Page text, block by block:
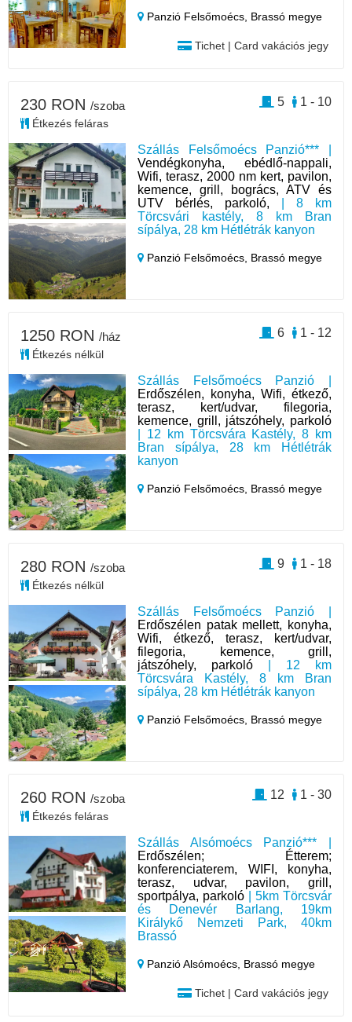
Panzió Felsőmoécs, Brassó megye
Tichet | Card vakációs jegy
Szállás Felsőmoécs Panzió*** |
Vendégkonyha, ebédlő-nappali,
Wifi, terasz, 2000 nm kert, pavilon,
kemence, grill, bogrács, ATV és
UTV bérlés, parkoló, | 8 km
Törcsvári kastély, 8 km Bran
sípálya, 28 km Hétlétrák kanyon
Panzió Felsőmoécs, Brassó megye
230 RON /szoba
Étkezés feláras
1 - 10
5
Szállás Felsőmoécs Panzió |
Erdőszélen, konyha, Wifi, étkező,
terasz, kert/udvar, filegoria,
kemence, grill, játszóhely, parkoló
| 12 km Törcsvára Kastély, 8 km
Bran sípálya, 28 km Hétlétrák
kanyon
Panzió Felsőmoécs, Brassó megye
1250 RON /ház
Étkezés nélkül
1 - 12
6
Szállás Felsőmoécs Panzió |
Erdőszélen patak mellett, konyha,
Wifi, étkező, terasz, kert/udvar,
filegoria, kemence, grill,
játszóhely, parkoló | 12 km
Törcsvára Kastély, 8 km Bran
sípálya, 28 km Hétlétrák kanyon
Panzió Felsőmoécs, Brassó megye
280 RON /szoba
Étkezés nélkül
1 - 18
9
Szállás Alsómoécs Panzió*** |
Erdőszélen; Étterem;
konferenciaterem, WIFI, konyha,
terasz, udvar, pavilon, grill,
sportpálya, parkoló | 5km Törcsvár
és Denevér Barlang, 19km
Királykő Nemzeti Park, 40km
Brassó
Panzió Alsómoécs, Brassó megye
Tichet | Card vakációs jegy
260 RON /szoba
Étkezés feláras
1 - 30
12